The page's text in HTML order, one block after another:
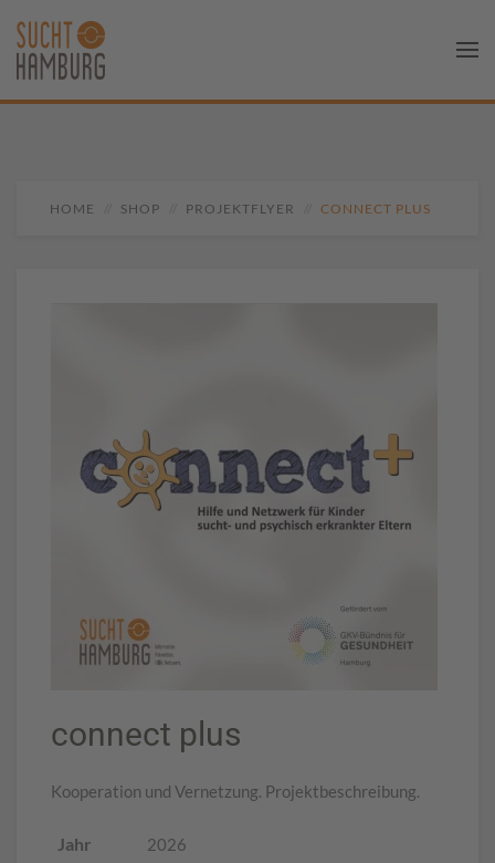
HOME SHOP PROJEKTFLYER CONNECT PLUS
connect plus
Kooperation und Vernetzung. Projektbeschreibung.
Jahr 2026